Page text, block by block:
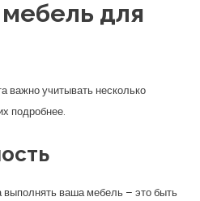
для
важно учитывать несколько
подробнее.
ваша мебель – это быть